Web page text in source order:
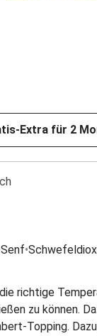
Extra für 2
Senf•
richtige
zu können.
Topping.